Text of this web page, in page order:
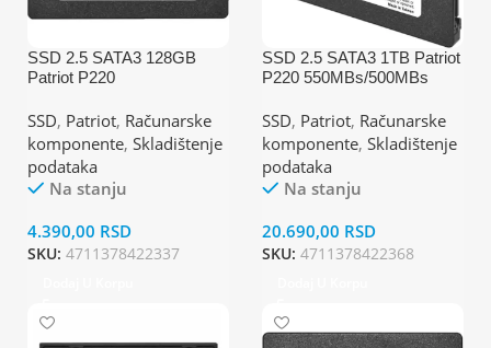
SSD 2.5 SATA3 128GB
Patriot P220
P220S128G25
SSD, Patriot, Računarske
komponente, Skladištenje
podataka
Na stanju
4.390,00 RSD
SKU: 4711378422337
SSD 2.5 SATA3 1TB Patriot
P220 550MBs/500MBs
SSD, Patriot, Računarske
komponente, Skladištenje
podataka
Na stanju
20.690,00 RSD
SKU: 4711378422368